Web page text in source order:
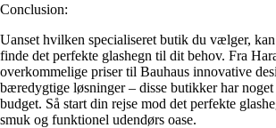
Conclusion:
Uanset hvilken specialiseret butik du vælger,
finde det perfekte glashegn til dit behov. Fra
overkommelige priser til Bauhaus innovative
bæredygtige løsninger – disse butikker har
budget. Så start din rejse mod det perfekte
smuk og funktionel udendørs oase.